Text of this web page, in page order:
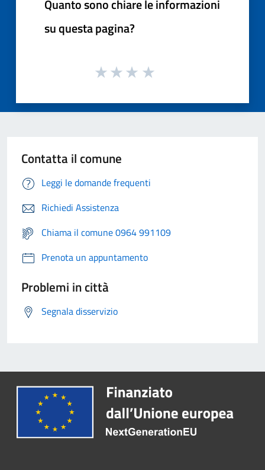
Quanto sono chiare le informazioni
su questa pagina?
Contatta il comune
Leggi le domande frequenti
Richiedi Assistenza
Chiama il comune 0964 991109
Prenota un appuntamento
Problemi in città
Segnala disservizio